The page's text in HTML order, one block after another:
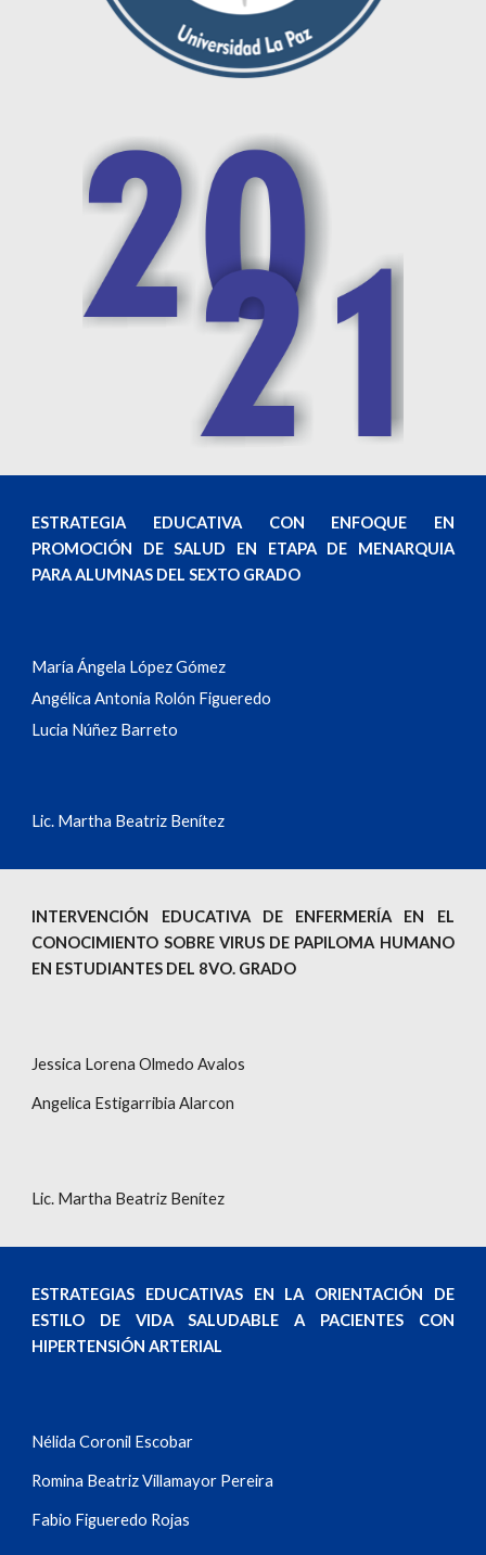
ESTRATEGIA EDUCATIVA CON ENFOQUE EN
PROMOCIÓN DE SALUD EN ETAPA DE MENARQUIA
PARA ALUMNAS DEL SEXTO GRADO
María Ángela López Gómez
Angélica Antonia Rolón Figueredo
Lucia Núñez Barreto
Lic. Martha Beatriz Benítez
INTERVENCIÓN EDUCATIVA DE ENFERMERÍA EN EL
CONOCIMIENTO SOBRE VIRUS DE PAPILOMA HUMANO
EN ESTUDIANTES DEL 8VO. GRADO
Jessica Lorena Olmedo Avalos
Angelica Estigarribia Alarcon
Lic. Martha Beatriz Benítez
ESTRATEGIAS EDUCATIVAS EN LA ORIENTACIÓN DE
ESTILO DE VIDA SALUDABLE A PACIENTES CON
HIPERTENSIÓN ARTERIAL
Nélida Coronil Escobar
Romina Beatriz Villamayor Pereira
Fabio Figueredo Rojas